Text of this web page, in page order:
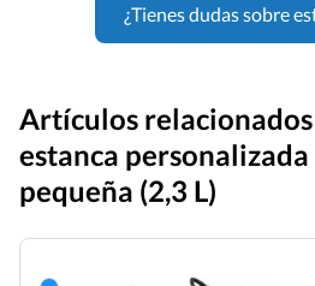
¿Tienes dudas sobre
Artículos relacionados
estanca
pequeña (2,3 L)